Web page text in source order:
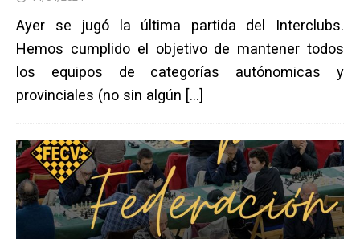
Ayer se jugó la última partida del Interclubs.
Hemos cumplido el objetivo de mantener todos
los equipos de categorías autónomicas y
provinciales (no sin algún […]